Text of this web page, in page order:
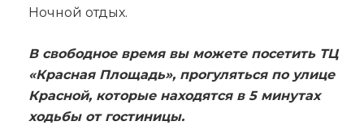
Ночной отдых.
В свободное время вы можете посетить ТЦ
«Красная Площадь», прогуляться по улице
Красной, которые находятся в 5 минутах
ходьбы от гостиницы.